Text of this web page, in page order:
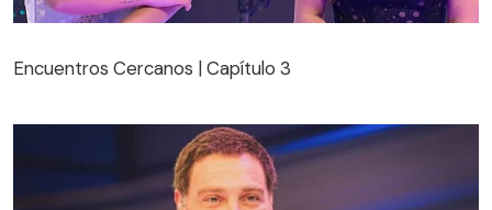
Encuentros Cercanos | Capítulo 3